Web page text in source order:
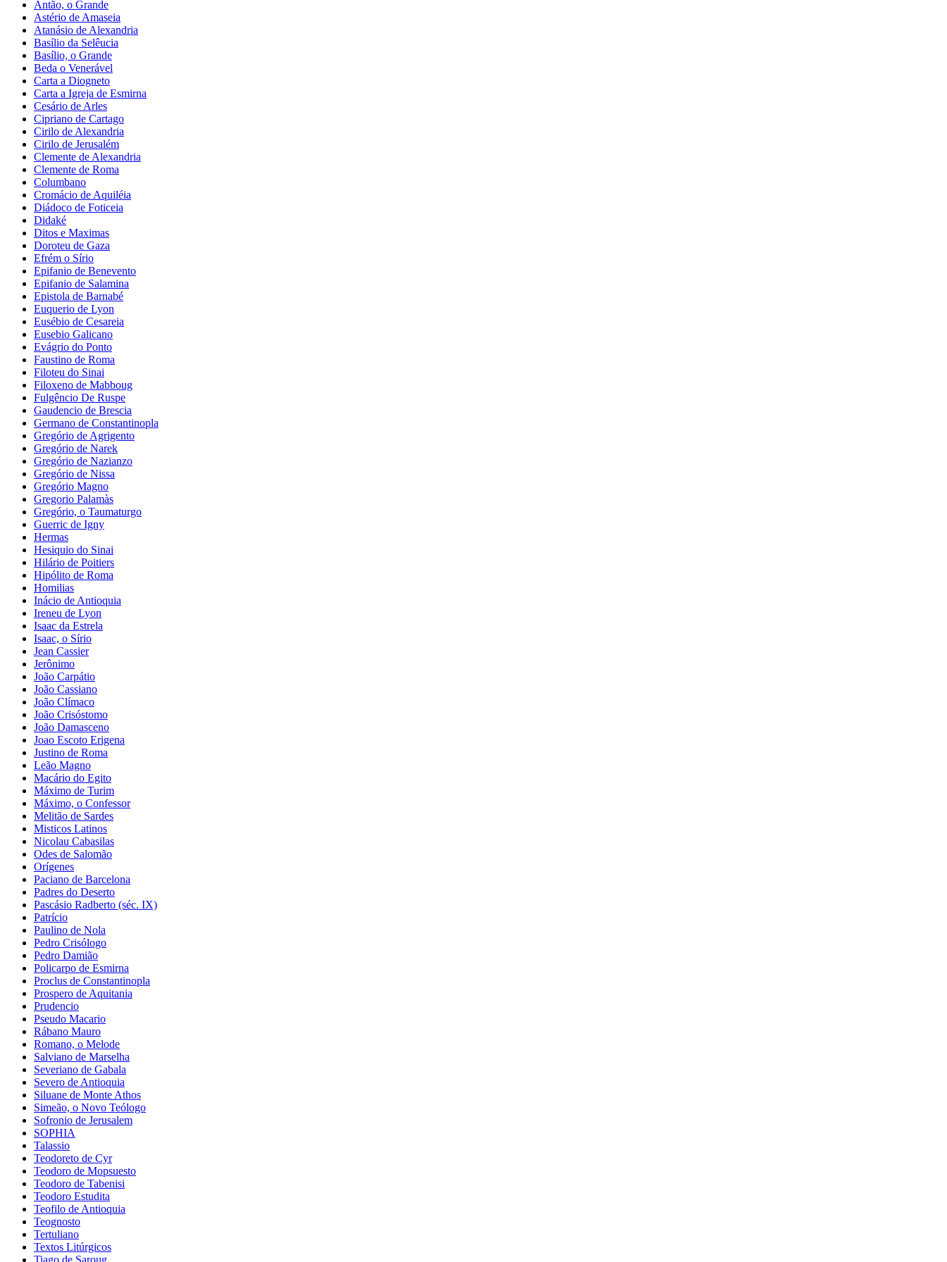
Antão, o Grande
Astério de Amaseia
Atanásio de Alexandria
Basílio da Selêucia
Basílio, o Grande
Beda o Venerável
Carta a Diogneto
Carta a Igreja de Esmirna
Cesário de Arles
Cipriano de Cartago
Cirilo de Alexandria
Cirilo de Jerusalém
Clemente de Alexandria
Clemente de Roma
Columbano
Cromácio de Aquiléia
Diádoco de Foticeia
Didaké
Ditos e Maximas
Doroteu de Gaza
Efrém o Sírio
Epifanio de Benevento
Epifanio de Salamina
Epistola de Barnabé
Euquerio de Lyon
Eusébio de Cesareia
Eusebio Galicano
Evágrio do Ponto
Faustino de Roma
Filoteu do Sinai
Filoxeno de Mabboug
Fulgêncio De Ruspe
Gaudencio de Brescia
Germano de Constantinopla
Gregório de Agrigento
Gregório de Narek
Gregório de Nazianzo
Gregório de Nissa
Gregório Magno
Gregorio Palamàs
Gregório, o Taumaturgo
Guerric de Igny
Hermas
Hesiquio do Sinai
Hilário de Poitiers
Hipólito de Roma
Homilias
Inácio de Antioquia
Ireneu de Lyon
Isaac da Estrela
Isaac, o Sírio
Jean Cassier
Jerônimo
João Carpátio
João Cassiano
João Clímaco
João Crisóstomo
João Damasceno
Joao Escoto Erigena
Justino de Roma
Leão Magno
Macário do Egito
Máximo de Turim
Máximo, o Confessor
Melitão de Sardes
Misticos Latinos
Nicolau Cabasilas
Odes de Salomão
Orígenes
Paciano de Barcelona
Padres do Deserto
Pascásio Radberto (séc. IX)
Patrício
Paulino de Nola
Pedro Crisólogo
Pedro Damião
Policarpo de Esmirna
Proclus de Constantinopla
Prospero de Aquitania
Prudencio
Pseudo Macario
Rábano Mauro
Romano, o Melode
Salviano de Marselha
Severiano de Gabala
Severo de Antioquia
Siluane de Monte Athos
Simeão, o Novo Teólogo
Sofronio de Jerusalem
SOPHIA
Talassio
Teodoreto de Cyr
Teodoro de Mopsuesto
Teodoro de Tabenisi
Teodoro Estudita
Teofilo de Antioquia
Teognosto
Tertuliano
Textos Litúrgicos
Tiago de Saroug